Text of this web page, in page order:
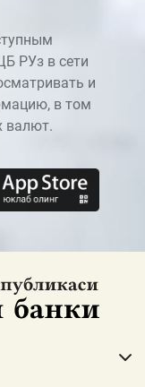
РУз в сети
и
в том
валют.